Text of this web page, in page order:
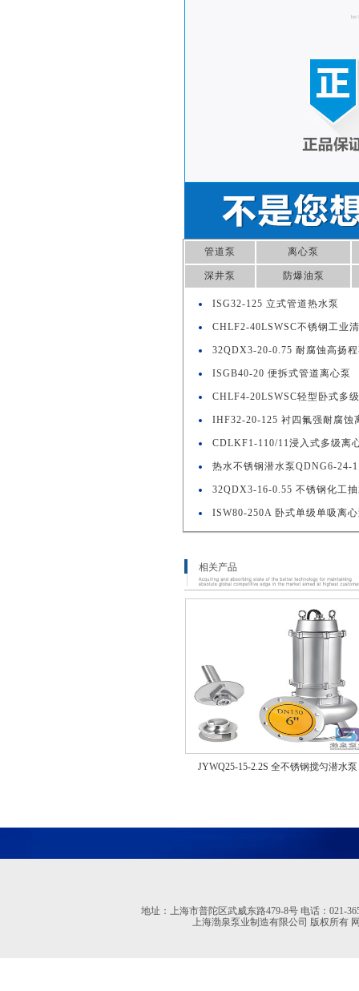
管道泵 离心泵
深井泵 防爆油泵
ISG32-125 立式管道热水泵
CHLF2-40LSWSC不锈钢工业
32QDX3-20-0.75 耐腐蚀高扬
ISGB40-20 便拆式管道离心泵
CHLF4-20LSWSC轻型卧式多
IHF32-20-125 衬四氟强耐腐蚀
CDLKF1-110/11浸入式多级离
热水不锈钢潜水泵QDNG6-24-
32QDX3-16-0.55 不锈钢化工
ISW80-250A 卧式单级单吸离
相关产品
JYWQ25-15-2.2S 全不锈钢搅匀潜水泵
地址：上海市普陀区武威东路479-8号 电话：021-
上海渤泉泵业制造有限公司 版权所有